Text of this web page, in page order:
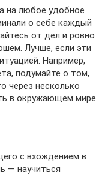
на любое удобное
о себе каждый
от дел и ровно
Лучше, если эти
Например,
подумайте о том,
через несколько
в окружающем мире
с вхождением в
— научиться